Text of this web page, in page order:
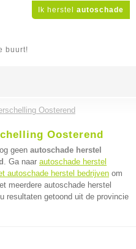
Ik herstel autoschade
buurt!
Oosterend
Oosterend
geen autoschade herstel
. Ga naar autoschade herstel
autoschade herstel bedrijven om
meerdere autoschade herstel
resultaten getoond uit de provincie